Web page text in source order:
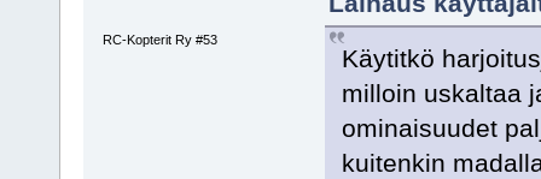
RC-Kopterit Ry #53
Käytitkö
milloin uskaltaa
ominaisuudet
kuitenkin